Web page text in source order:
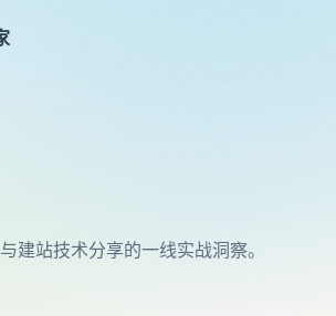
建站技术分享的一线实战洞察。